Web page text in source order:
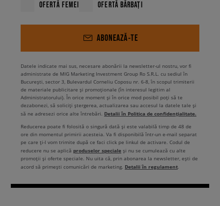
dar în același timp poți opta pentru nuanțele de roz. Totul depinde de
mai bună gamă de produse aparținând brandului iconic.Vezi colecția
OFERTĂ FEMEI OFERTĂ BĂRBAȚI
ABONEAZĂ-TE
Datele indicate mai sus, necesare abonării la newsletter-ul nostru, vor fi
administrate de MIG Marketing Investment Group Ro S.R.L. cu sediul în
București, sector 3, Bulevardul Corneliu Coposu nr. 6-8, în scopul trimiterii
de materiale publicitare și promoționale (în interesul legitim al
Administratorului). În orice moment și în orice mod posibil poți să te
dezabonezi, să soliciți ștergerea, actualizarea sau accesul la datele tale și
să ne adresezi orice alte întrebări. Detalii în Politica de confidențialitate.
Reducerea poate fi folosită o singură dată și este valabilă timp de 48 de
ore din momentul primirii acesteia. Va fi disponibilă într-un e-mail separat
pe care ți-l vom trimite după ce faci click pe linkul de activare. Codul de
reducere nu se aplică produselor speciale și nu se cumulează cu alte
promoții și oferte speciale. Nu uita că, prin abonarea la newsletter, ești de
acord să primești comunicări de marketing. Detalii în regulament